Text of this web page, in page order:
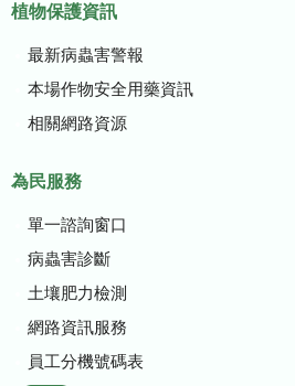
植物保護資訊
最新病蟲害警報
本場作物安全用藥資訊
相關網路資源
為民服務
單一諮詢窗口
病蟲害診斷
土壤肥力檢測
網路資訊服務
員工分機號碼表